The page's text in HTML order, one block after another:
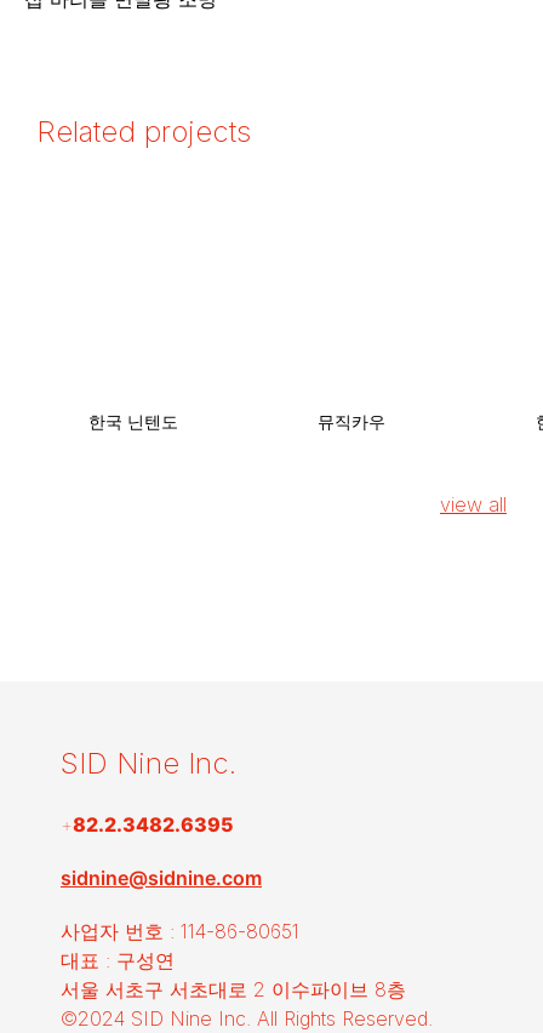
Related projects
view all
한국 닌텐도 뮤직카우
SID Nine Inc.
+82.2.3482.6395
sidnine@sidnine.com
사업자 번호 : 114-86-80651
대표 : 구성연
서울 서초구 서초대로 2 이수파이브 8층
©2024 SID Nine Inc. All Rights Reserved.